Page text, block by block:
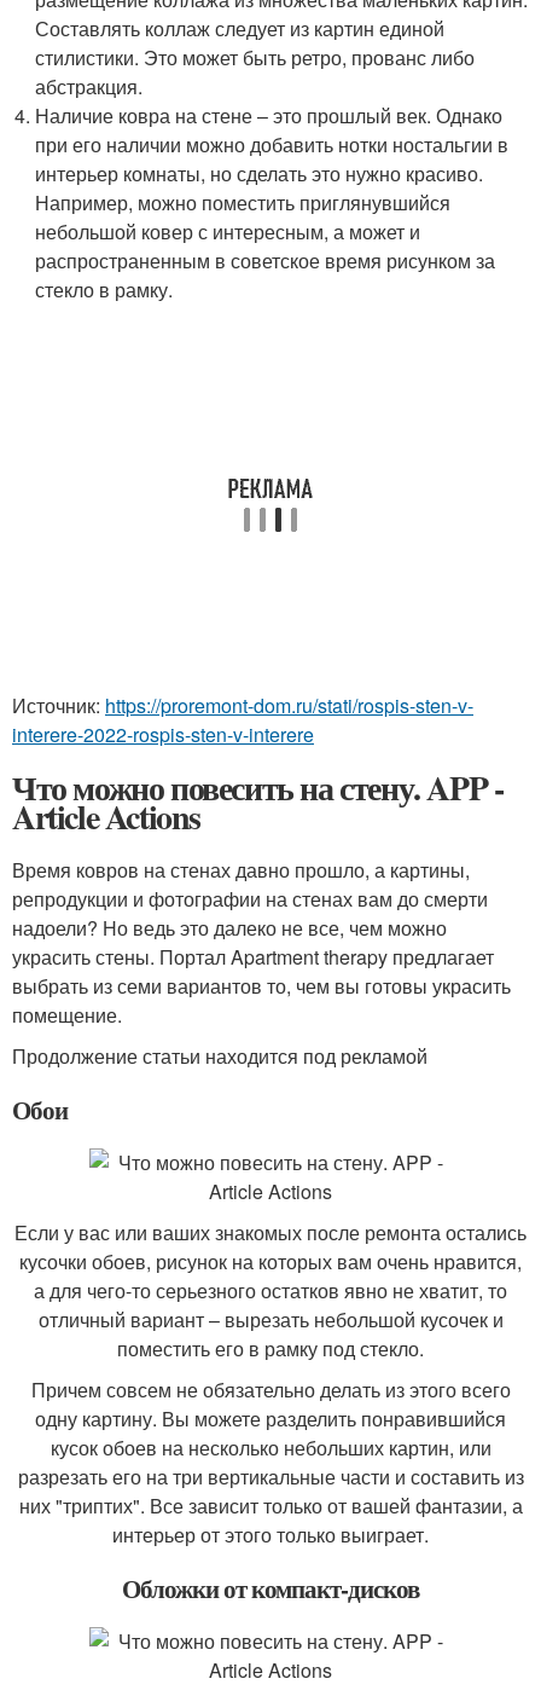
Составлять коллаж следует из картин единой
стилистики. Это может быть ретро, прованс либо
абстракция.
Наличие ковра на стене – это прошлый век. Однако
при его наличии можно добавить нотки ностальгии в
интерьер комнаты, но сделать это нужно красиво.
Например, можно поместить приглянувшийся
небольшой ковер с интересным, а может и
распространенным в советское время рисунком за
стекло в рамку.
Источник: https://proremont-dom.ru/stati/rospis-sten-v-
interere-2022-rospis-sten-v-interere
Что можно повесить на стену. APP -
Article Actions
Время ковров на стенах давно прошло, а картины,
репродукции и фотографии на стенах вам до смерти
надоели? Но ведь это далеко не все, чем можно
украсить стены. Портал Apartment therapy предлагает
выбрать из семи вариантов то, чем вы готовы украсить
помещение.
Продолжение статьи находится под рекламой
Обои
Если у вас или ваших знакомых после ремонта остались
кусочки обоев, рисунок на которых вам очень нравится,
а для чего-то серьезного остатков явно не хватит, то
отличный вариант – вырезать небольшой кусочек и
поместить его в рамку под стекло.
Причем совсем не обязательно делать из этого всего
одну картину. Вы можете разделить понравившийся
кусок обоев на несколько небольших картин, или
разрезать его на три вертикальные части и составить из
них "триптих". Все зависит только от вашей фантазии, а
интерьер от этого только выиграет.
Обложки от компакт-дисков